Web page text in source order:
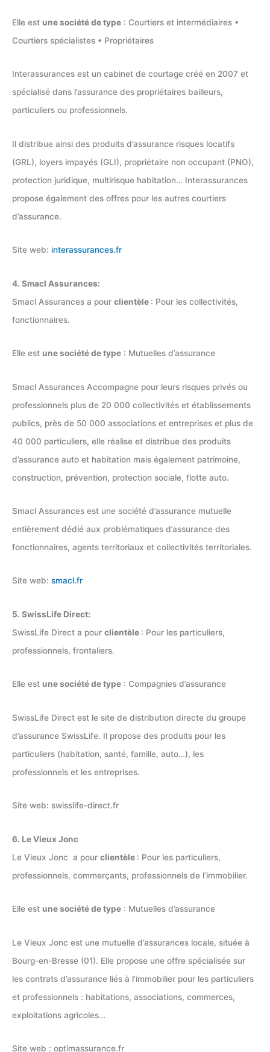
Elle est une société de type : Courtiers et intermédiaires •
Courtiers spécialistes • Propriétaires
Interassurances est un cabinet de courtage créé en 2007 et
spécialisé dans l’assurance des propriétaires bailleurs,
particuliers ou professionnels.
Il distribue ainsi des produits d’assurance risques locatifs
(GRL), loyers impayés (GLI), propriétaire non occupant (PNO),
protection juridique, multirisque habitation… Interassurances
propose également des offres pour les autres courtiers
d’assurance.
Site web: interassurances.fr
4. Smacl Assurances:
Smacl Assurances a pour clientèle : Pour les collectivités,
fonctionnaires.
Elle est une société de type : Mutuelles d’assurance
Smacl Assurances Accompagne pour leurs risques privés ou
professionnels plus de 20 000 collectivités et établissements
publics, près de 50 000 associations et entreprises et plus de
40 000 particuliers, elle réalise et distribue des produits
d’assurance auto et habitation mais également patrimoine,
construction, prévention, protection sociale, flotte auto.
Smacl Assurances est une société d’assurance mutuelle
entièrement dédié aux problématiques d’assurance des
fonctionnaires, agents territoriaux et collectivités territoriales.
Site web: smacl.fr
5. SwissLife Direct:
SwissLife Direct a pour clientèle : Pour les particuliers,
professionnels, frontaliers.
Elle est une société de type : Compagnies d’assurance
SwissLife Direct est le site de distribution directe du groupe
d’assurance SwissLife. Il propose des produits pour les
particuliers (habitation, santé, famille, auto…), les
professionnels et les entreprises.
Site web: swisslife-direct.fr
6. Le Vieux Jonc
Le Vieux Jonc a pour clientèle : Pour les particuliers,
professionnels, commerçants, professionnels de l’immobilier.
Elle est une société de type : Mutuelles d’assurance
Le Vieux Jonc est une mutuelle d’assurances locale, située à
Bourg-en-Bresse (01). Elle propose une offre spécialisée sur
les contrats d’assurance liés à l’immobilier pour les particuliers
et professionnels : habitations, associations, commerces,
exploitations agricoles…
Site web : optimassurance.fr